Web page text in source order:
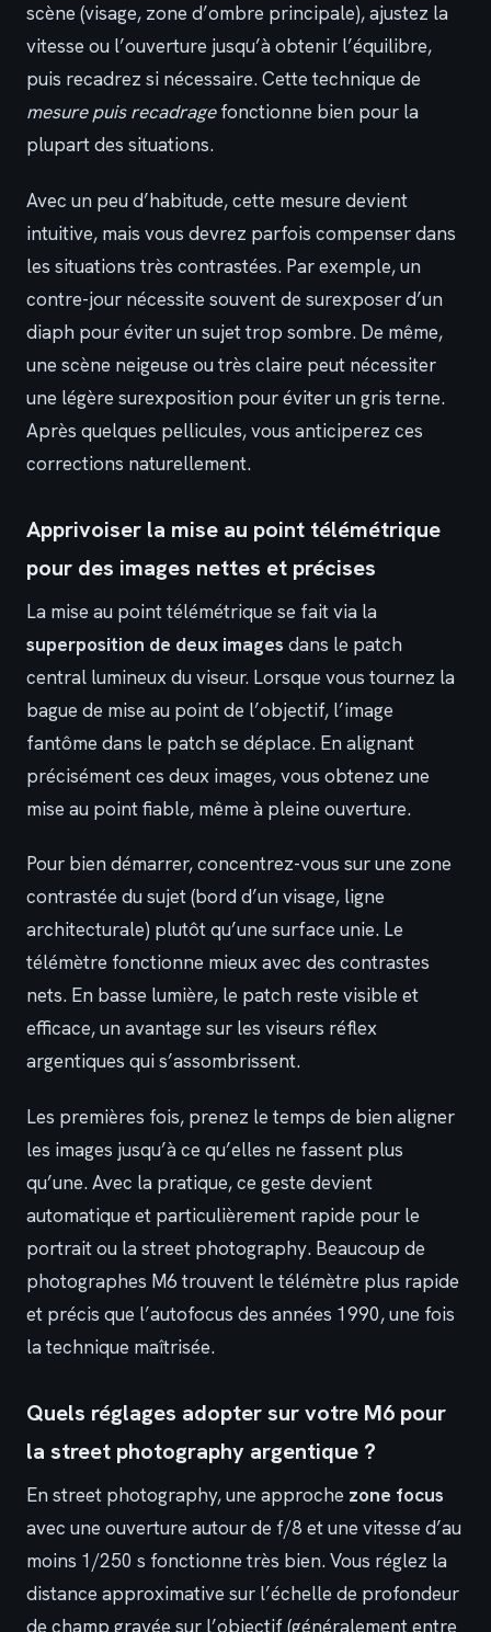
scène (visage, zone d’ombre principale), ajustez la
vitesse ou l’ouverture jusqu’à obtenir l’équilibre,
puis recadrez si nécessaire. Cette technique de
mesure puis recadragefonctionne bien pour la
plupart des situations.
Avec un peu d’habitude, cette mesure devient
intuitive, mais vous devrez parfois compenser dans
les situations très contrastées. Par exemple, un
contre-jour nécessite souvent de surexposer d’un
diaph pour éviter un sujet trop sombre. De même,
une scène neigeuse ou très claire peut nécessiter
une légère surexposition pour éviter un gris terne.
Après quelques pellicules, vous anticiperez ces
corrections naturellement.
Apprivoiser la mise au point télémétrique
pour des images nettes et précises
La mise au point télémétrique se fait via la
superposition de deux images dans le patch
central lumineux du viseur. Lorsque vous tournez la
bague de mise au point de l’objectif, l’image
fantôme dans le patch se déplace. En alignant
précisément ces deux images, vous obtenez une
mise au point fiable, même à pleine ouverture.
Pour bien démarrer, concentrez-vous sur une zone
contrastée du sujet (bord d’un visage, ligne
architecturale) plutôt qu’une surface unie. Le
télémètre fonctionne mieux avec des contrastes
nets. En basse lumière, le patch reste visible et
efficace, un avantage sur les viseurs réflex
argentiques qui s’assombrissent.
Les premières fois, prenez le temps de bien aligner
les images jusqu’à ce qu’elles ne fassent plus
qu’une. Avec la pratique, ce geste devient
automatique et particulièrement rapide pour le
portrait ou la street photography. Beaucoup de
photographes M6 trouvent le télémètre plus rapide
et précis que l’autofocus des années 1990, une fois
la technique maîtrisée.
Quels réglages adopter sur votre M6 pour
la street photography argentique ?
En street photography, une approche zone focus
avec une ouverture autour de f/8 et une vitesse d’au
moins 1/250 s fonctionne très bien. Vous réglez la
distance approximative sur l’échelle de profondeur
de champ gravée sur l’objectif (généralement entre